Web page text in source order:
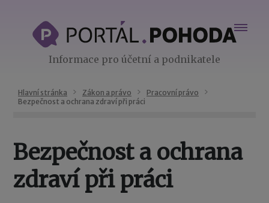
Informace pro účetní a podnikatele
Hlavní stránka Zákon a právo
Pracovní právo
Bezpečnost a ochrana zdraví při práci
Bezpečnost a ochrana
zdraví při práci